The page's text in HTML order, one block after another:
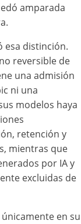
amparada
esa distinción.
reversible de
una admisión
ni una
modelos haya
retención y
mientras que
por IA y
excluidas de
en su